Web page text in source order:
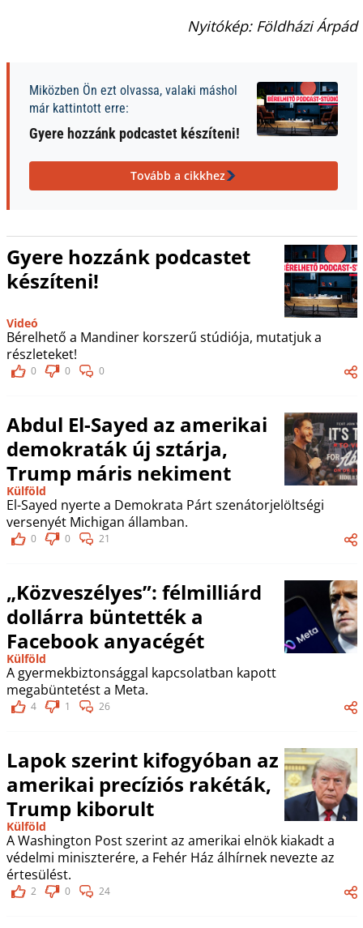
Nyitókép: Földházi Árpád
Miközben Ön ezt olvassa, valaki máshol
már kattintott erre:
Gyere hozzánk podcastet készíteni!
Tovább a cikkhez
Gyere hozzánk podcastet
készíteni!
Videó
Bérelhető a Mandiner korszerű stúdiója, mutatjuk a
részleteket!
0 0 0
Abdul El-Sayed az amerikai
demokraták új sztárja,
Trump máris nekiment
Külföld
El-Sayed nyerte a Demokrata Párt szenátorjelöltségi
versenyét Michigan államban.
0 0 21
„Közveszélyes”: félmilliárd
dollárra büntették a
Facebook anyacégét
Külföld
A gyermekbiztonsággal kapcsolatban kapott
megabüntetést a Meta.
4 1 26
Lapok szerint kifogyóban az
amerikai precíziós rakéták,
Trump kiborult
Külföld
A Washington Post szerint az amerikai elnök kiakadt a
védelmi miniszterére, a Fehér Ház álhírnek nevezte az
értesülést.
2 0 24